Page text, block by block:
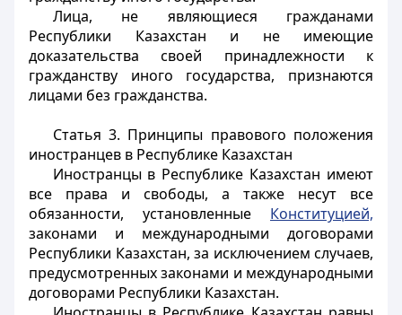
Лица, не являющиеся гражданами
Республики Казахстан и не имеющие
доказательства своей принадлежности к
гражданству иного государства, признаются
лицами без гражданства.
Статья 3. Принципы правового положения
иностранцев в Республике Казахстан
Иностранцыв Республике Казахстан имеют
все права и свободы, а также несут все
обязанности, установленные Конституцией,
законами и международными договорами
Республики Казахстан, за исключением случаев,
предусмотренных законами и международными
договорами Республики Казахстан.